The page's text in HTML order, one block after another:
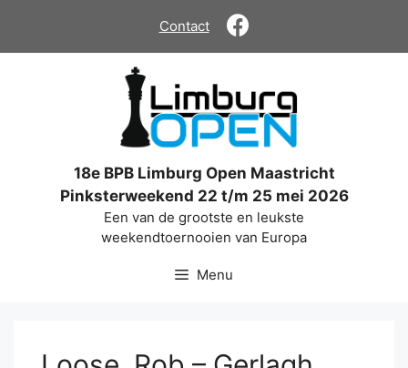
de
Contact
18e BPB Limburg Open Maastricht
Pinksterweekend 22 t/m 25 mei 2026
Een van de grootste en leukste
weekendtoernooien van Europa
Menu